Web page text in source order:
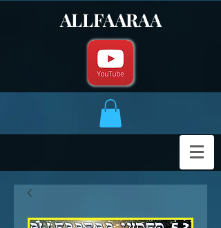
ALLFAARAA